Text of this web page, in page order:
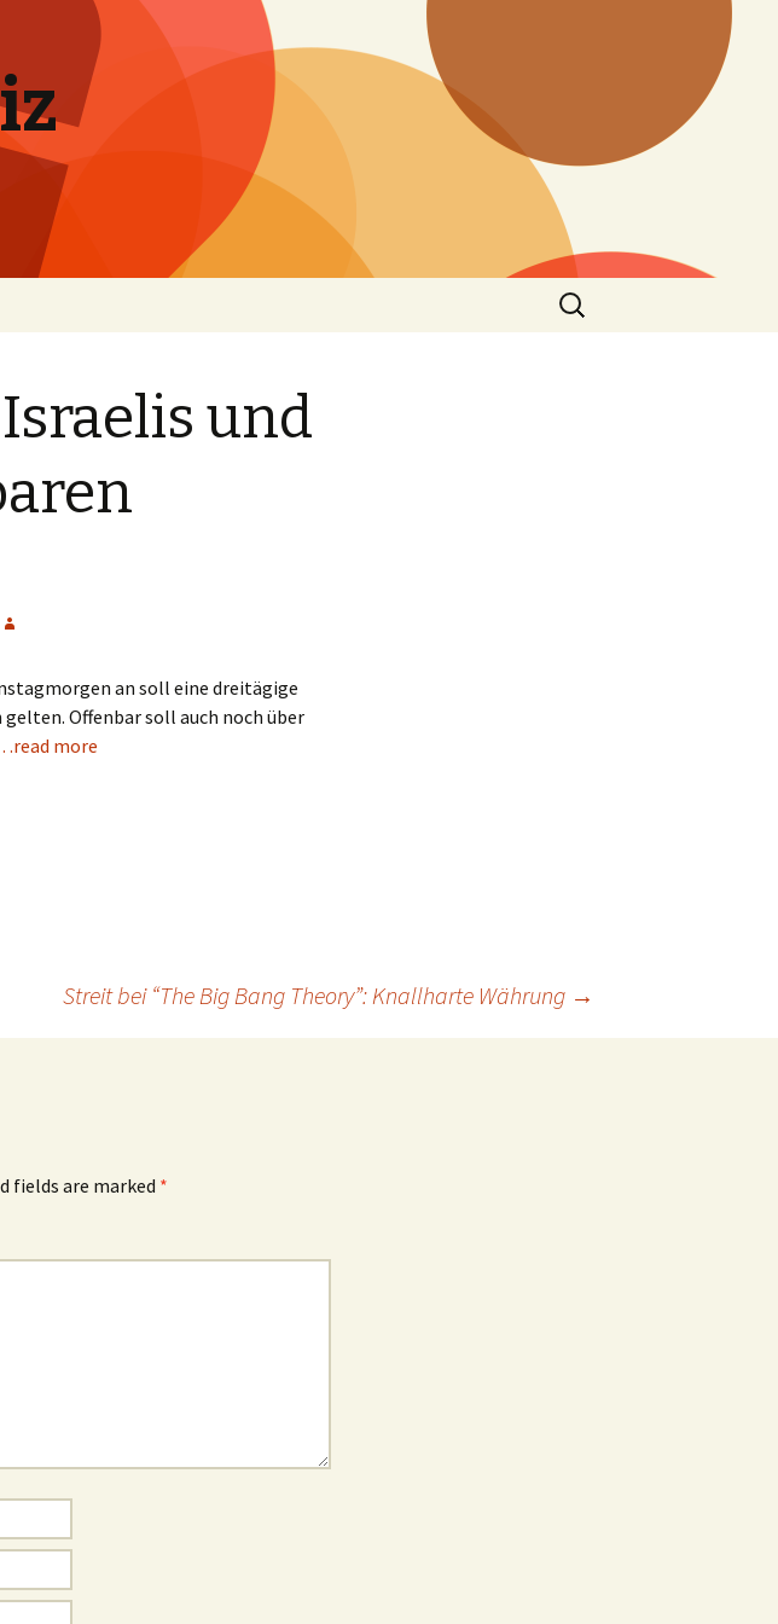
Search
for:
und
an soll eine dreitägige
Offenbar soll auch noch über
more
Streit bei “The Big Bang Theory”: Knallharte Währung →
fields are marked *